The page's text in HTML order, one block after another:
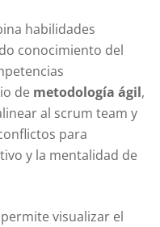
habilidades
conocimiento del
de metodología ágil,
al scrum team y
para
y la mentalidad de
visualizar el